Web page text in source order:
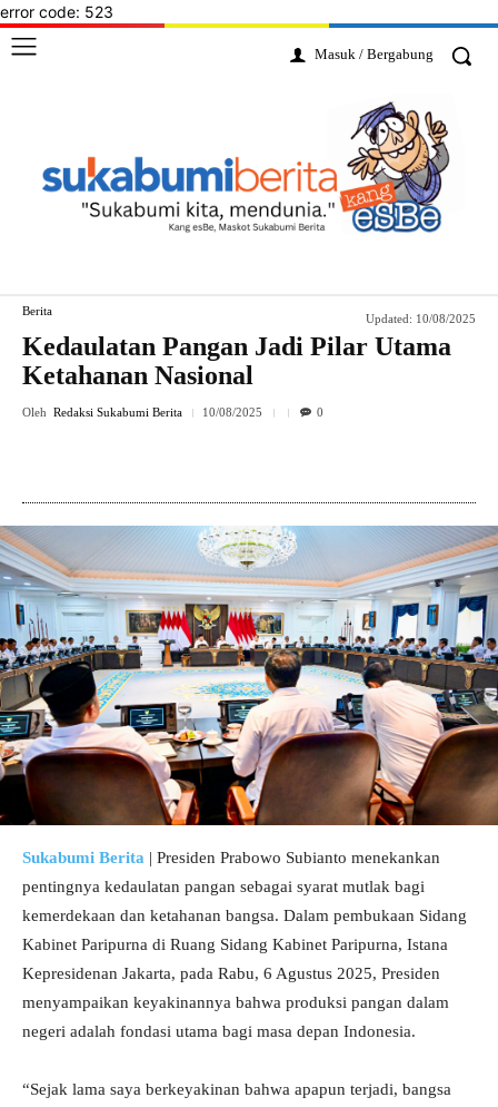
error code: 523
Masuk / Bergabung
Berita
Updated: 10/08/2025
Kedaulatan Pangan Jadi Pilar Utama
Ketahanan Nasional
Oleh Redaksi Sukabumi Berita 10/08/2025 0
Sukabumi Berita | Presiden Prabowo Subianto menekankan
pentingnya kedaulatan pangan sebagai syarat mutlak bagi
kemerdekaan dan ketahanan bangsa. Dalam pembukaan Sidang
Kabinet Paripurna di Ruang Sidang Kabinet Paripurna, Istana
Kepresidenan Jakarta, pada Rabu, 6 Agustus 2025, Presiden
menyampaikan keyakinannya bahwa produksi pangan dalam
negeri adalah fondasi utama bagi masa depan Indonesia.
“Sejak lama saya berkeyakinan bahwa apapun terjadi, bangsa